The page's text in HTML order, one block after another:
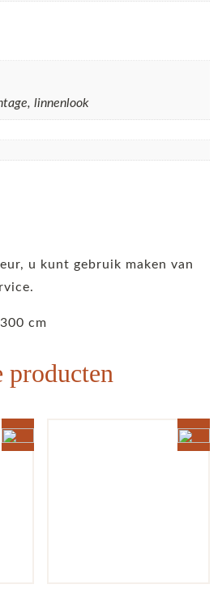
linnenlook
u kunt gebruik maken van
cm
producten